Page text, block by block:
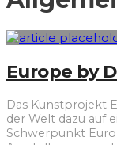
Europe by
Das Kunstprojekt
der Welt dazu auf
Schwerpunkt